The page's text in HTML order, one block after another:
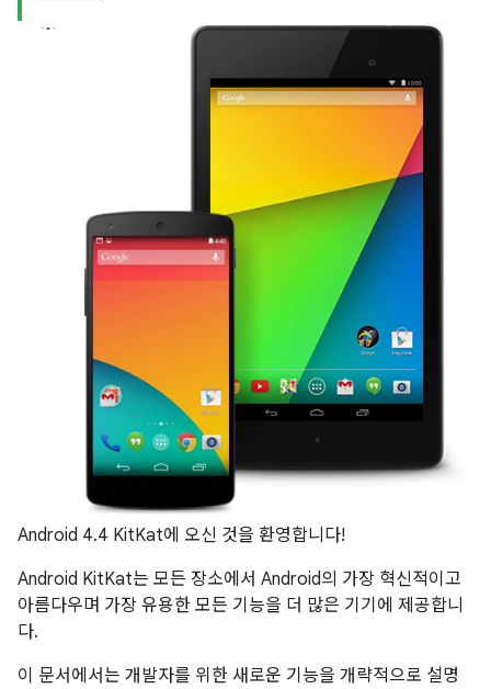
Android 4.4 KitKat에 오신 것을 환영합니다!
Android KitKat는 모든 장소에서 Android의 가장 혁신적이고
아름다우며 가장 유용한 모든 기능을 더 많은 기기에 제공합니
다.
이 문서에서는 개발자를 위한 새로운 기능을 개략적으로 설명